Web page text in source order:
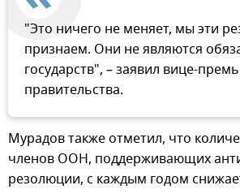
"Это ничего не меняет, мы эти
признаем. Они не являются
государств", – заявил вице-
правительства.
Мурадов также отметил, что
членов ООН, поддерживающих
резолюции, с каждым годом